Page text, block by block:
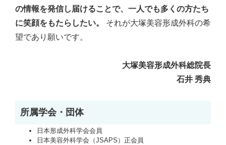
の情報を発信し届けることで、一人でも多くの方たち
に笑顔をもたらしたい。
それが大塚美容形成外科の希
望であり願いです。
大塚美容形成外科総院長
石井 秀典
所属学会・団体
日本形成外科学会会員
日本美容外科学会（JSAPS）正会員